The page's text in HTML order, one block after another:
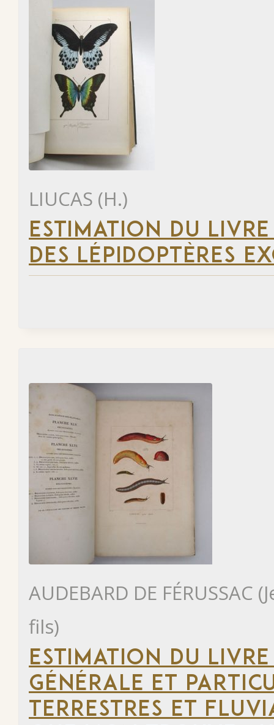
LIUCAS (H.)
ESTIMATION DU
DES LÉPIDOPTÈRES
AUDEBARD DE
fils)
ESTIMATION DU
GÉNÉRALE ET
TERRESTRES ET